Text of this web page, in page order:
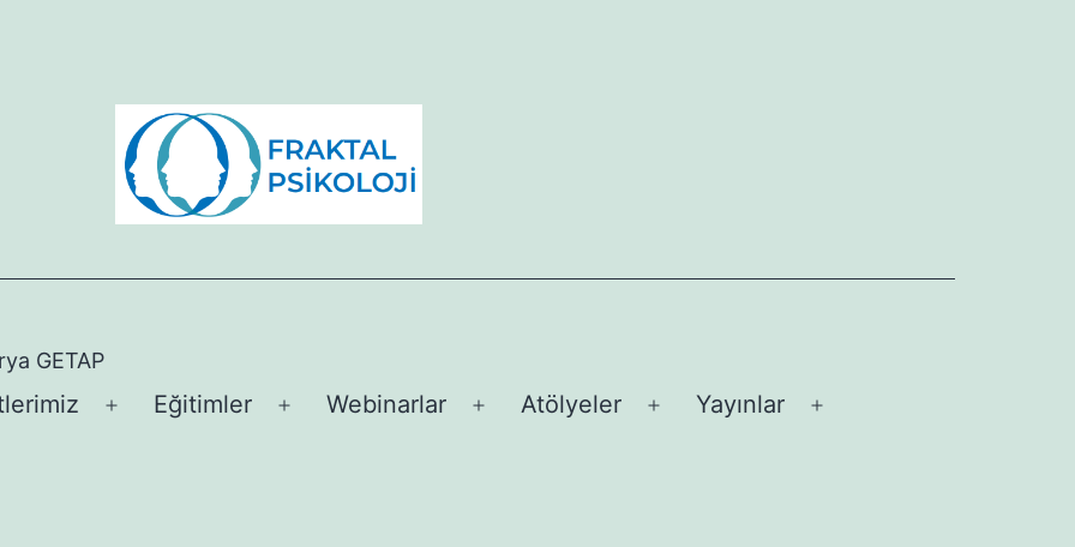
GETAP
Menüyü
Eğitimler
Menüyü
Webinarlar
Menüyü
Atölyeler
Menüyü
Yayınlar